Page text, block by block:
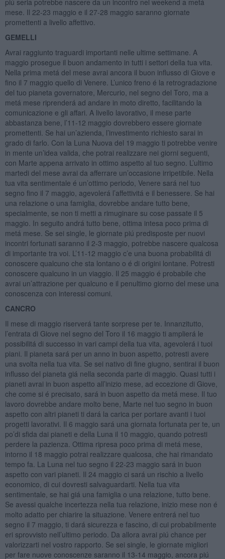
piú seria potrebbe nascere da un incontro nel weekend a metá
mese. Il 22-23 maggio e il 27-28 maggio saranno giornate
promettenti a livello affettivo.
GEMELLI
Avrai raggiunto traguardi importanti nelle ultime settimane. A
maggio prosegue il buon andamento in tutti i settori della tua vita.
Nella prima metá del mese avrai ancora il buon influsso di Giove e
fino il 7 maggio quello di Venere. L’unico freno é la retrogradazione
del tuo pianeta governatore, Mercurio, nel segno del Toro, ma a
metá mese riprenderá ad andare in moto diretto, facilitando la
comunicazione e gli affari. A livello lavorativo, il mese parte
abbastanza bene, l’11-12 maggio dovrebbero essere giornate
promettenti. Se hai un’azienda, l’investimento richiesto sarai in
grado di farlo. Con la Luna Nuova del 19 maggio ti potrebbe venire
in mente un’idea valida, che potrai realizzare nei giorni seguenti,
con Marte appena arrivato in ottimo aspetto al tuo segno. L’ultimo
martedi del mese avrai da afferrare un’occasione irripetibile. Nella
tua vita sentimentale é un’ottimo periodo, Venere sará nel tuo
segno fino il 7 maggio, agevolerá l’affettivitá e il benessere. Se hai
una relazione o una famiglia, dovrebbe andare tutto bene,
specialmente, se non ti metti a rimuginare su cose passate il 5
maggio. In seguito andrá tutto bene, ottima intesa poco prima di
metá mese. Se sei single, le giornate piú predisposte per nuovi
incontri fortunati saranno il 2-3 maggio, potrebbe nascere qualcosa
di importante tra voi. L’11-12 maggio c’e una buona probabilitá di
conoscere qualcuno che sta lontano o é di origini lontane. Potresti
conoscere qualcuno in un viaggio. Il 25 maggio é probabile che
avrai un’attrazione per qualcuno e il penultimo giorno del mese una
conoscenza con interessi comuni.
CANCRO
Il mese di maggio riserverá tante sorprese per te. Innanzitutto,
l’entrata di Giove nel segno del Toro il 16 maggio ti amplierá le
possibilitá di successo in vari campi della tua vita, agevolerá i tuoi
piani. Il pianeta sará per un anno in buon aspetto, potresti avere
una svolta nella tua vita. Se sei nativo di fine giugno, sentirai il buon
influsso del pianeta giá nella seconda parte di maggio. Quasi tutti i
pianeti avrai in buon aspetto all’inizio mese, ad eccezione di Giove,
che come si é precisato, sará in buon aspetto da metá mese. Il tuo
lavoro dovrebbe andare molto bene, Marte nel tuo segno in buon
aspetto con altri pianeti ti dará la carica per portare avanti i tuoi
progetti lavorativi. Il 6 maggio sará una giornata fortunata per te, un
po’di sfida dai pianeti e della Luna il 10 maggio, quando potresti
perdere la pazienza. Ottima ripresa poco prima di metá mese,
intorno il 18 maggio potrai realizzare qualcosa, che hai rimandato
tempo fa. La Luna nel tuo segno il 22-23 maggio sará in buon
aspetto con vari pianeti. Il 24 maggio ci sará un rischio a livello
economico, di cui dovresti salvaguardarti. Nella tua vita
sentimentale, se hai giá una famiglia o una relazione, tutto bene.
Se avessi qualche incertezza nella tua relazione, inizio mese non é
molto adatto per chiarire la situazione. Venere entrerá nel tuo
segno il 7 maggio, ti dará sicurezza e fascino, di cui probabilmente
eri sprovvisto nell’ultimo periodo. Da allora avrai piú chance per
valorizzarti nel vostro rapporto. Se sei single, le giornate migliori
per fare nuove conoscenze saranno il 13-14 maggio, ancora piú